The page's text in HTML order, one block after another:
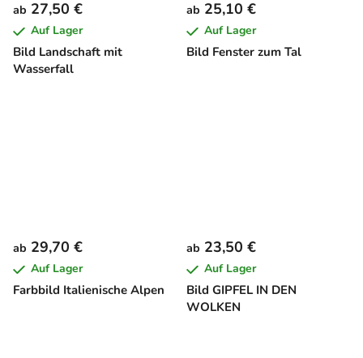
Bild Landschaft mit
Wasserfall
ab 27,50 €
Auf Lager
Bild Fenster zum Tal
ab 25,10 €
Auf Lager
Farbbild Italienische Alpen
ab 29,70 €
Auf Lager
Bild GIPFEL IN DEN
WOLKEN
ab 23,50 €
Auf Lager